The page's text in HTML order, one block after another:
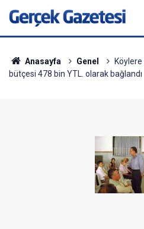
Anasayfa Genel
bütçesi 478 bin YTL. olarak bağlandı